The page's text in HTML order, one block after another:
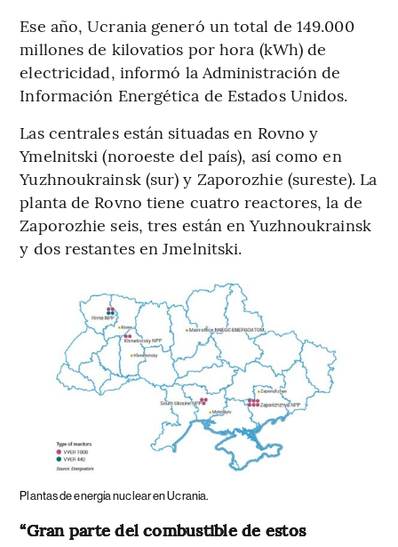
Ese año, Ucrania generó un total de 149.000
millones de kilovatios por hora (kWh) de
electricidad, informó la Administración de
Información Energética de Estados Unidos.
Las centrales están situadas en Rovno y
Ymelnitski (noroeste del país), así como en
Yuzhnoukrainsk (sur) y Zaporozhie (sureste). La
planta de Rovno tiene cuatro reactores, la de
Zaporozhie seis, tres están en Yuzhnoukrainsk
y dos restantes en Jmelnitski.
Plantas de energía nuclear en Ucrania.
“Gran parte del combustible de estos